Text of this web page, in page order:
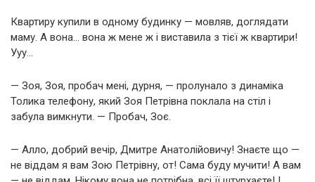
Квартиру купили в одному будинку — мовляв, доглядати
маму. А вона… вона ж мене ж і виставила з тієї ж квартири!
Ууу…
— Зоя, Зоя, пробач мені, дурня, — пролунало з динаміка
Толика телефону, який Зоя Петрівна поклала на стіл і
забула вимкнути. — Пробач, Зоє.
— Алло, добрий вечір, Дмитре Анатолійовичу! Знаєте що —
не віддам я вам Зою Петрівну, от! Сама буду мучити! А вам